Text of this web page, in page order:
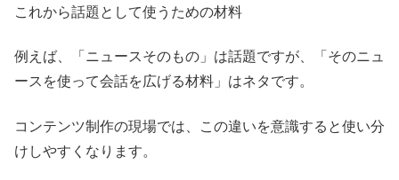
これから話題として使うための材料
例えば、「ニュースそのもの」は話題ですが、「そのニュ
ースを使って会話を広げる材料」はネタです。
コンテンツ制作の現場では、この違いを意識すると使い分
けしやすくなります。